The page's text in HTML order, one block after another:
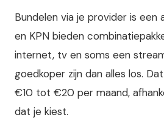
Bundelen via je provider is een
en KPN bieden
internet, tv en soms een
goedkoper zijn dan alles los.
€10 tot €20 per maand,
dat je kiest.